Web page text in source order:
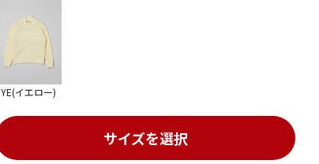
サイズを選択
YE(イエロー)